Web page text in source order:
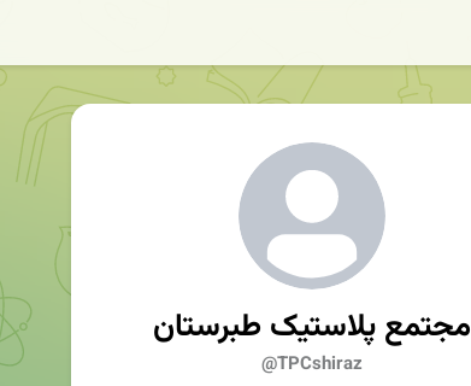
مجتمع پلاستیک طبرستان
@TPCshiraz